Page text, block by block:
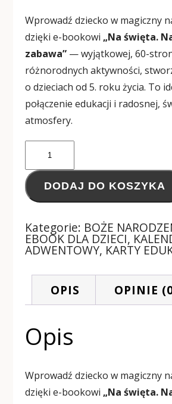
Wprowadź dziecko w magiczny
dzięki e-bookowi „Na święta.
zabawa” — wyjątkowej, 60-
różnorodnych aktywności,
o dzieciach od 5. roku życia. To
połączenie edukacji i radosnej,
atmosfery.
DODAJ DO KOSZYKA
Kategorie: BOŻE
EBOOK DLA DZIECI,
ADWENTOWY, KARTY
OPIS OPINIE
Opis
Wprowadź dziecko w magiczny
dzięki e-bookowi „Na święta.